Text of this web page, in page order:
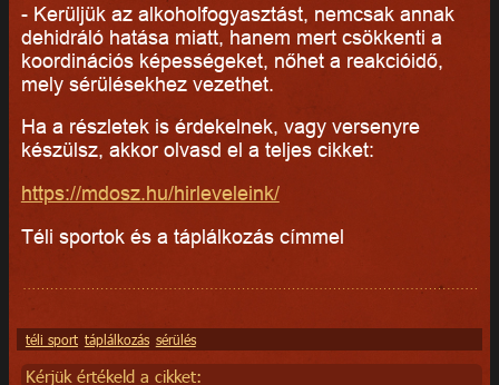
- Kerüljük az alkoholfogyasztást, nemcsak annak
dehidráló hatása miatt, hanem mert csökkenti a
koordinációs képességeket, nőhet a reakcióidő,
mely sérülésekhez vezethet.
Ha a részletek is érdekelnek, vagy versenyre
készülsz, akkor olvasd el a teljes cikket:
https://mdosz.hu/hirleveleink/
Téli sportok és a táplálkozás címmel
téli sport táplálkozás sérülés
Kérjük értékeld a cikket: